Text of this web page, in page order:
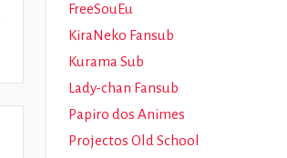
FreeSouEu
KiraNeko Fansub
Kurama Sub
Lady-chan Fansub
Papiro dos Animes
Projectos Old School